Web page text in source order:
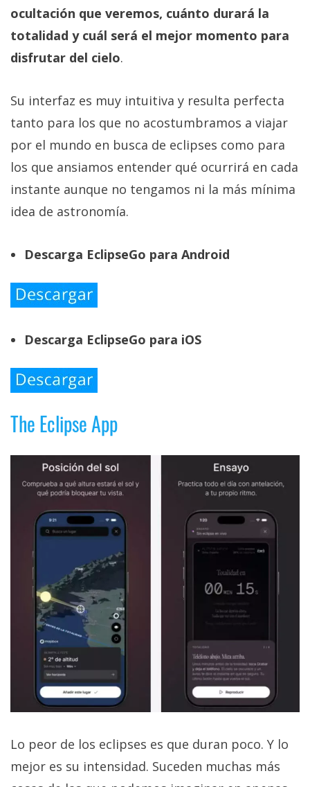
ocultación que veremos, cuánto durará la
totalidad y cuál será el mejor momento para
disfrutar del cielo.
Su interfaz es muy intuitiva y resulta perfecta
tanto para los que no acostumbramos a viajar
por el mundo en busca de eclipses como para
los que ansiamos entender qué ocurrirá en cada
instante aunque no tengamos ni la más mínima
idea de astronomía.
Descarga EclipseGo para Android
Descarga EclipseGo para iOS
The Eclipse App
Lo peor de los eclipses es que duran poco. Y lo
mejor es su intensidad. Suceden muchas más